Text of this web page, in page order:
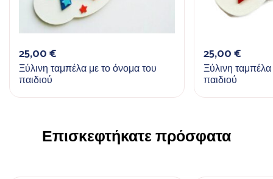
25,00€
Ξύλινη ταμπέλα με το όνομα του
παιδιού
25,00€
Ξύλινη
παιδιού
Επισκεφτήκατε πρόσφατα